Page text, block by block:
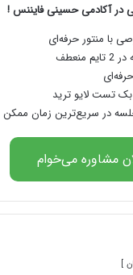
در آکادمی حسینی فایننس !
با منتور حرفه‌ای
بک تست لایو ترید
در سریع‌ترین زمان ممکن
مشاوره می‌خوام